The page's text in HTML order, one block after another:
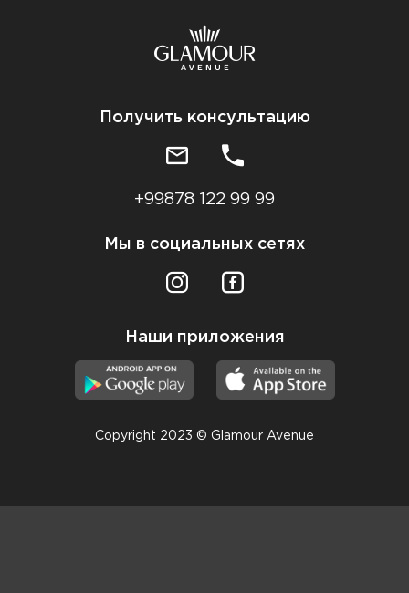
Получить консультацию
+99878 122 99 99
Мы в социальных сетях
Наши приложения
Copyright 2023 © Glamour Avenue